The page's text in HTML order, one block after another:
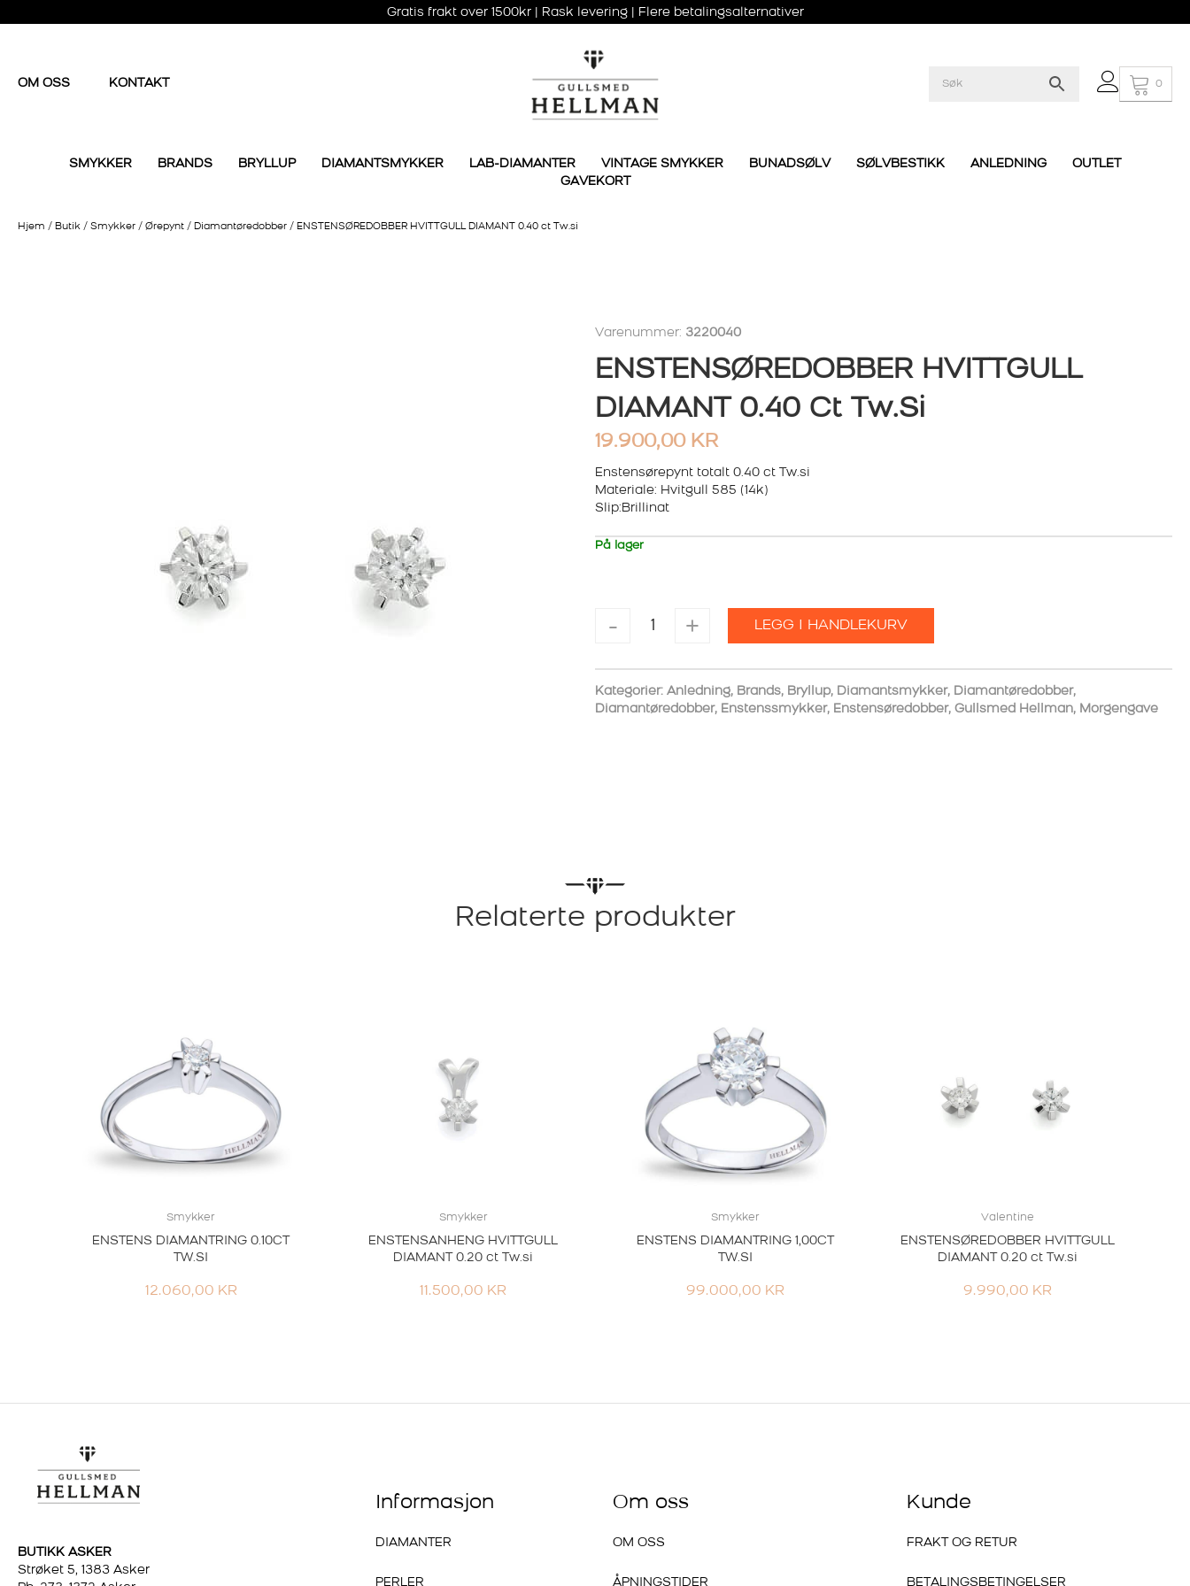
Gratis frakt over 1500kr | Rask levering | Flere betalingsalternativer
OM OSS KONTAKT 0
SMYKKER BRANDS BRYLLUP DIAMANTSMYKKER LAB-DIAMANTER VINTAGE SMYKKER BUNADSØLV SØLVBESTIKK ANLEDNING
OUTLET
GAVEKORT
Hjem / Butik / Smykker / Ørepynt / Diamantøredobber / ENSTENSØREDOBBER HVITTGULL DIAMANT 0.40 ct Tw.si
Varenummer: 3220040
ENSTENSØREDOBBER HVITTGULL
DIAMANT 0.40 Ct Tw.si
19.900,00 KR
Enstensørepynt totalt 0.40 ct Tw.si
Materiale: Hvitgull 585 (14k)
Slip:Brillinat
På lager
-
ENSTENSØREDOBBER
HVITTGULL
0.40
ct
Tw.si
+ LEGG I HANDLEKURV
Kategorier: Anledning, Brands, Bryllup, Diamantsmykker, Diamantøredobber,
Diamantøredobber, Enstenssmykker, Enstensøredobber, Gullsmed Hellman, Morgengave
Relaterte produkter
Smykker
ENSTENS DIAMANTRING 0.10CT
TW.SI
12.060,00 KR
Smykker
ENSTENSANHENG HVITTGULL
DIAMANT 0.20 ct Tw.si
11.500,00 KR
Smykker
ENSTENS DIAMANTRING 1,00CT
TW.SI
99.000,00 KR
Valentine
ENSTENSØREDOBBER HVITTGULL
DIAMANT 0.20 ct Tw.si
9.990,00 KR
BUTIKK ASKER
Strøket 5, 1383 Asker
Informasjon
DIAMANTER
PERLER
Om oss
OM OSS
ÅPNINGSTIDER
Kunde
FRAKT OG RETUR
BETALINGSBETINGELSER